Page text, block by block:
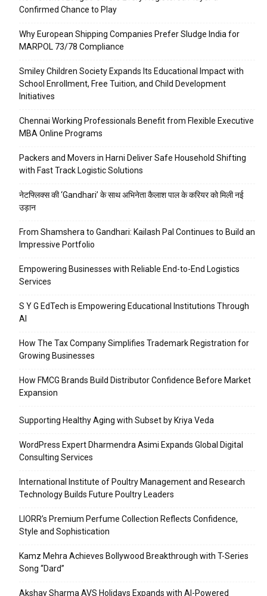
Confirmed Chance to Play
Why European Shipping Companies Prefer Sludge India for
MARPOL 73/78 Compliance
Smiley Children Society Expands Its Educational Impact with
School Enrollment, Free Tuition, and Child Development
Initiatives
Chennai Working Professionals Benefit from Flexible Executive
MBA Online Programs
Packers and Movers in Harni Deliver Safe Household Shifting
with Fast Track Logistic Solutions
नेटफ्लिक्स की ‘Gandhari’ के साथ अभिनेता कैलाश पाल के करियर को मिली नई
उड़ान
From Shamshera to Gandhari: Kailash Pal Continues to Build an
Impressive Portfolio
Empowering Businesses with Reliable End-to-End Logistics
Services
S Y G EdTech is Empowering Educational Institutions Through
AI
How The Tax Company Simplifies Trademark Registration for
Growing Businesses
How FMCG Brands Build Distributor Confidence Before Market
Expansion
Supporting Healthy Aging with Subset by Kriya Veda
WordPress Expert Dharmendra Asimi Expands Global Digital
Consulting Services
International Institute of Poultry Management and Research
Technology Builds Future Poultry Leaders
LIORR’s Premium Perfume Collection Reflects Confidence,
Style and Sophistication
Kamz Mehra Achieves Bollywood Breakthrough with T-Series
Song “Dard”
Akshay Sharma AVS Holidays Expands with AI-Powered